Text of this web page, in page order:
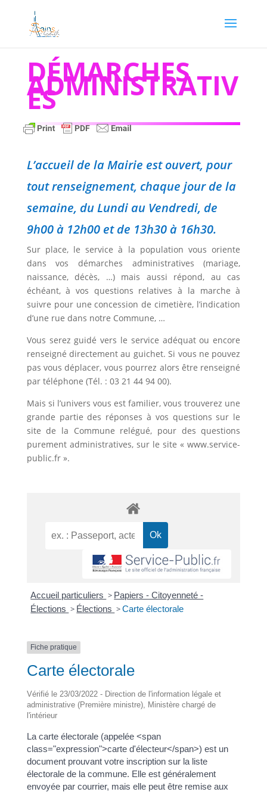
DÉMARCHES
ADMINISTRATIV
ES
L’accueil de la Mairie est ouvert, pour
tout renseignement, chaque jour de la
semaine, du Lundi au Vendredi, de
9h00 à 12h00 et de 13h30 à 16h30.
Sur place, le service à la population vous oriente
dans vos démarches administratives (mariage,
naissance, décès, …) mais aussi répond, au cas
échéant, à vos questions relatives à la marche à
suivre pour une concession de cimetière, l’indication
d’une rue dans notre Commune, …
Vous serez guidé vers le service adéquat ou encore
renseigné directement au guichet. Si vous ne pouvez
pas vous déplacer, vous pourrez alors être renseigné
par téléphone (Tél. : 03 21 44 94 00).
Mais si l’univers vous est familier, vous trouverez une
grande partie des réponses à vos questions sur le
site de la Commune relégué, pour des questions
purement administratives, sur le site « www.service-
public.fr ».
Accueil particuliers > Papiers - Citoyenneté -
Élections > Élections >Carte électorale
Fiche pratique
Carte électorale
Vérifié le 23/03/2022 - Direction de l'information légale et
administrative (Première ministre), Ministère chargé de
l'intérieur
La carte électorale (appelée <span
class="expression">carte d'électeur</span>) est un
document prouvant votre inscription sur la liste
électorale de la commune. Elle est généralement
envoyée par courrier, mais elle peut être remise aux